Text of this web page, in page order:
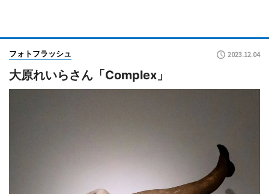
フォトフラッシュ 2023.12.04
大原れいらさん「Complex」